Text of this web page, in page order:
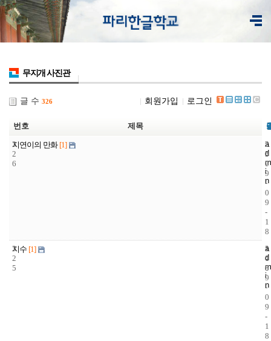
무지개 사진관
글 수 326 회원가입 로그인
번호 제목
3
2
6
지연이의 만화 [1]
a
d
m
i
n
2
3
7
2
0
0
9
-
0
9
-
1
8
3
2
5
지수 [1]
a
d
m
i
n
1
4
8
2
0
0
9
-
0
9
-
1
8